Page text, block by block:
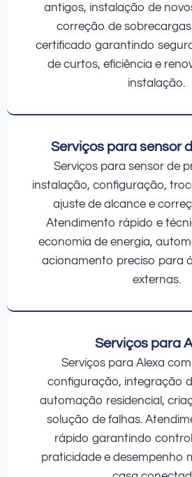
antigos, instalação de
correção de
certificado garantindo
de curtos, eficiência e
instalação.
Serviços para sensor
Serviços para sensor de
instalação, configuração,
ajuste de alcance e
Atendimento rápido e
economia de energia,
acionamento preciso para
externas.
Serviços para
Serviços para Alexa
configuração, integração
automação residencial,
solução de falhas.
rápido garantindo
praticidade e desempenho